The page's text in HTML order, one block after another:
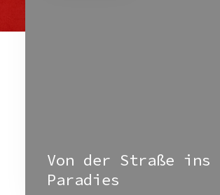
Von der Straße ins
Paradies